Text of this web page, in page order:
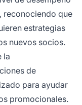
reconociendo que
estrategias
nuevos socios.
la
de
para ayudar
promocionales.